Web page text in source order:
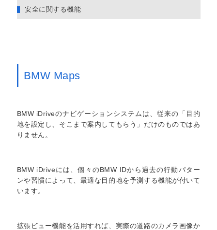
安全に関する機能
BMW Maps
BMW iDriveのナビゲーションシステムは、従来の「目的
地を設定し、そこまで案内してもらう」だけのものではあ
りません。
BMW iDriveには、個々のBMW IDから過去の行動パター
ンや習慣によって、最適な目的地を予測する機能が付いて
います。
拡張ビュー機能を活用すれば、実際の道路のカメラ画像か